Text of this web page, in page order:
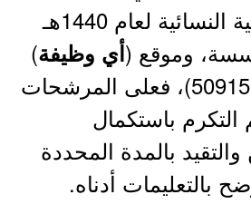
الوظيفية التدريبية النسائية لعام 1440هـ
وموقع (أي وظيفة)
عبر الخبر رقم (50915)، فعلى المرشحات
التكرم باستكمال
بالمدة المحددة
أدناه.